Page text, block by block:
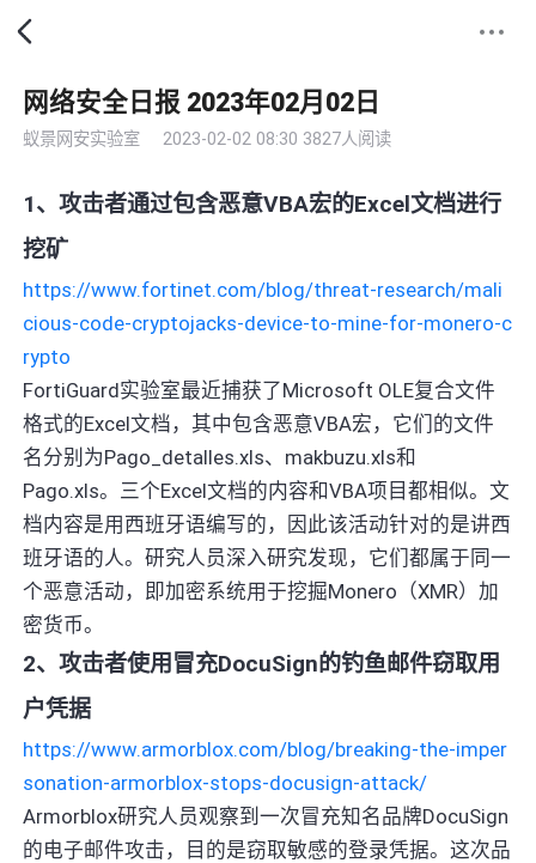
网络安全日报 2023年02月02日
蚁景网安实验室 2023-02-02 08:30 3827人阅读
1、攻击者通过包含恶意VBA宏的Excel文档进行
挖矿
https://www.fortinet.com/blog/threat-research/mali
cious-code-cryptojacks-device-to-mine-for-monero-c
rypto
FortiGuard实验室最近捕获了Microsoft OLE复合文件
格式的Excel文档，其中包含恶意VBA宏，它们的文件
名分别为Pago_detalles.xls、makbuzu.xls和
Pago.xls。三个Excel文档的内容和VBA项目都相似。文
档内容是用西班牙语编写的，因此该活动针对的是讲西
班牙语的人。研究人员深入研究发现，它们都属于同一
个恶意活动，即加密系统用于挖掘Monero（XMR）加
密货币。
2、攻击者使用冒充DocuSign的钓鱼邮件窃取用
户凭据
https://www.armorblox.com/blog/breaking-the-imper
sonation-armorblox-stops-docusign-attack/
Armorblox研究人员观察到一次冒充知名品牌DocuSign
的电子邮件攻击，目的是窃取敏感的登录凭据。这次品